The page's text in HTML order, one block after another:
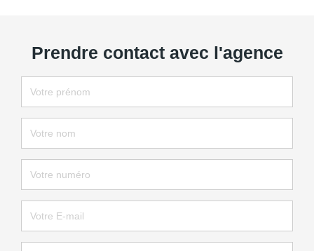
Prendre contact avec l'agence